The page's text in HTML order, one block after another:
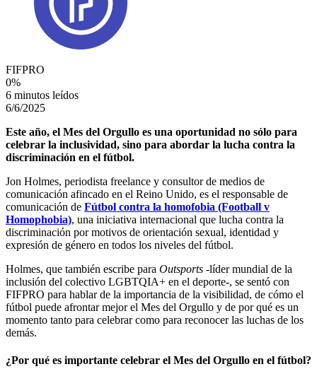
FIFPRO
0%
6 minutos leídos
6/6/2025
Este año, el Mes del Orgullo es una oportunidad no sólo para
celebrar la inclusividad, sino para abordar la lucha contra la
discriminación en el fútbol.
Jon Holmes, periodista freelance y consultor de medios de
comunicación afincado en el Reino Unido, es el responsable de
comunicación de Fútbol contra la homofobia (Football v
Homophobia), una iniciativa internacional que lucha contra la
discriminación por motivos de orientación sexual, identidad y
expresión de género en todos los niveles del fútbol.
Holmes, que también escribe para Outsports -líder mundial de la
inclusión del colectivo LGBTQIA+ en el deporte-, se sentó con
FIFPRO para hablar de la importancia de la visibilidad, de cómo el
fútbol puede afrontar mejor el Mes del Orgullo y de por qué es un
momento tanto para celebrar como para reconocer las luchas de los
demás.
¿Por qué es importante celebrar el Mes del Orgullo en el fútbol?